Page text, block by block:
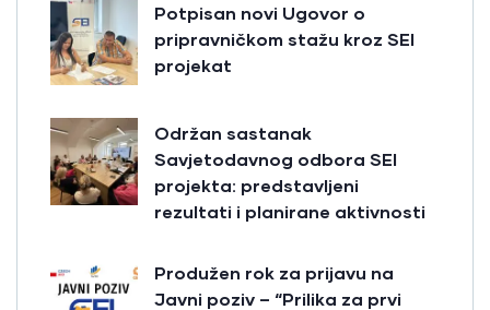
Potpisan novi Ugovor o
pripravničkom stažu kroz SEI
projekat
Održan sastanak
Savjetodavnog odbora SEI
projekta: predstavljeni
rezultati i planirane aktivnosti
Produžen rok za prijavu na
Javni poziv – “Prilika za prvi